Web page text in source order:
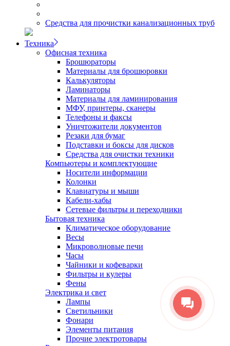
Средства для прочистки канализационных труб
Техника
Офисная техника
Брошюраторы
Материалы для брошюровки
Калькуляторы
Ламинаторы
Материалы для ламинирования
МФУ, принтеры, сканеры
Телефоны и факсы
Уничтожители документов
Резаки для бумаг
Подставки и боксы для дисков
Средства для очистки техники
Компьютеры и комплектующие
Носители информации
Колонки
Клавиатуры и мыши
Кабели-хабы
Сетевые фильтры и переходники
Бытовая техника
Климатическое оборудование
Весы
Микроволновые печи
Часы
Чайники и кофеварки
Фильтры и кулеры
Фены
Электрика и свет
Лампы
Светильники
Фонари
Элементы питания
Прочие электротовары